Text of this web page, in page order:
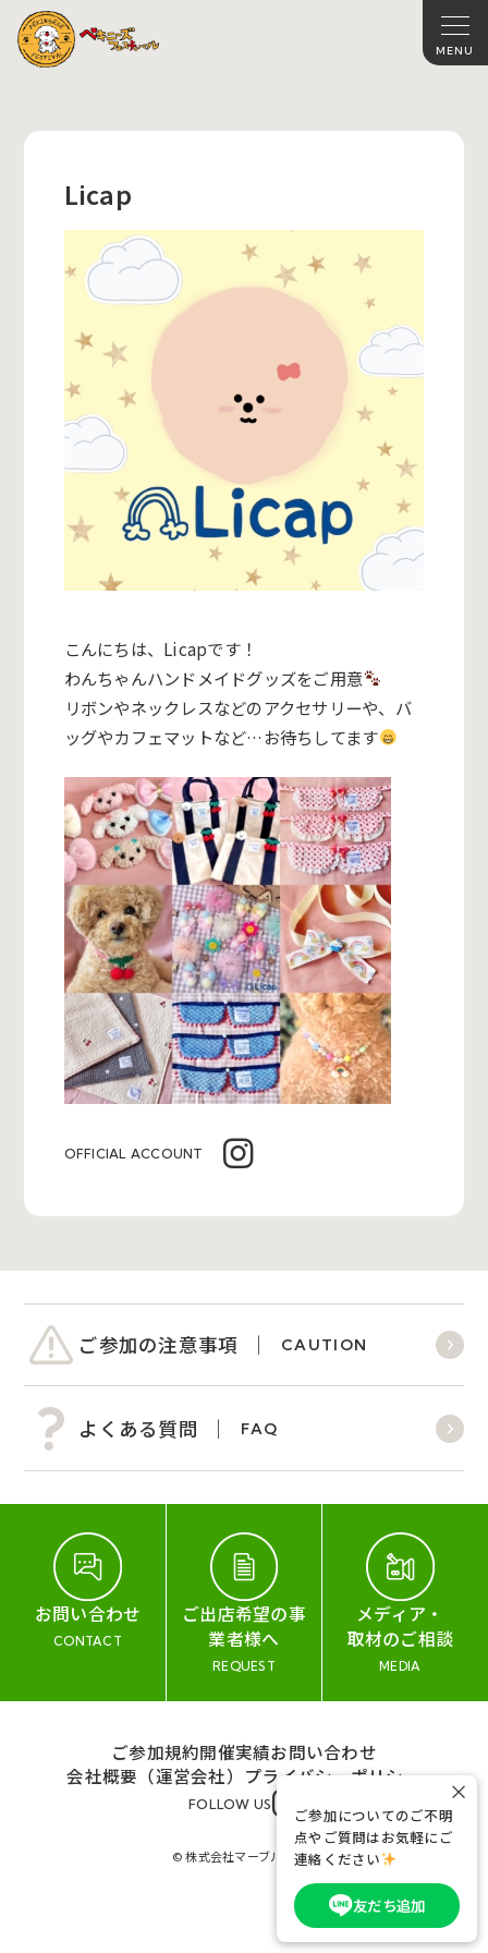
Licap
こんにちは、Licapです！
わんちゃんハンドメイドグッズをご用意
リボンやネックレスなどのアクセサリーや、バ
ッグやカフェマットなど…お待ちしてます
OFFICIAL ACCOUNT
ご参加の注意事項 CAUTION
よくある質問 FAQ
お問い合わせ
CONTACT
ご出店希望の事
業者様へ
REQUEST
メディア・
取材のご相談
MEDIA
ご参加規約開催実績お問い合わせ
会社概要（運営会社） プライバシーポリシー
FOLLOW US
© 株式会社マーブル&コー
ご参加についてのご不明
点やご質問はお気軽にご
連絡ください
友だち追加
×